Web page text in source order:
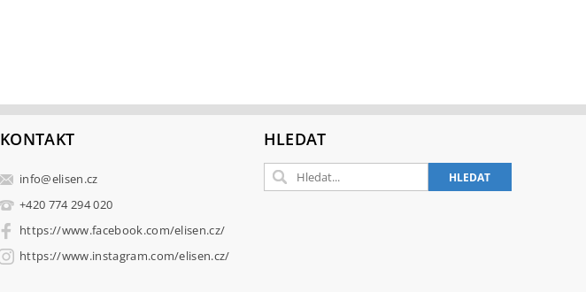
KONTAKT
info@elisen.cz
+420 774 294 020
https://www.facebook.com/elisen.cz/
https://www.instagram.com/elisen.cz/
HLEDAT